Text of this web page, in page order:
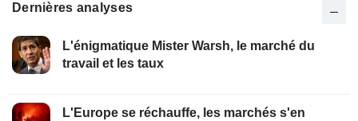
Dernières analyses
L'énigmatique Mister Warsh, le marché du
travail et les taux
L'Europe se réchauffe, les marchés s'en